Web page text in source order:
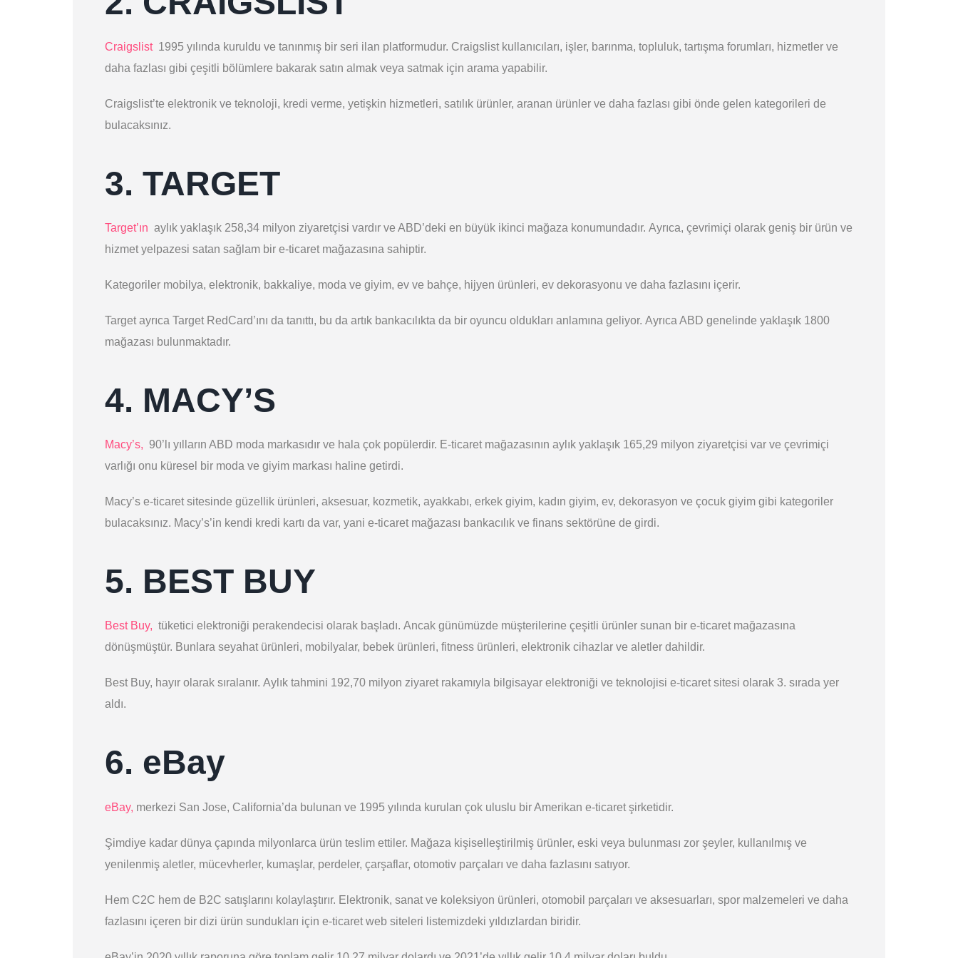
Craigslist1995 yılında kuruldu ve tanınmış bir seri ilan platformudur. Craigslist kullanıcıları, işler, barınma, topluluk, tartışma forumları, hizmetler ve
daha fazlası gibi çeşitli bölümlere bakarak satın almak veya satmak için arama yapabilir.
Craigslist’te elektronik ve teknoloji, kredi verme, yetişkin hizmetleri, satılık ürünler, aranan ürünler ve daha fazlası gibi önde gelen kategorileri de
bulacaksınız.
3. TARGET
Target’ın aylık yaklaşık 258,34 milyon ziyaretçisi vardır ve ABD’deki en büyük ikinci mağaza konumundadır. Ayrıca, çevrimiçi olarak geniş bir ürün ve
hizmet yelpazesi satan sağlam bir e-ticaret mağazasına sahiptir.
Kategoriler mobilya, elektronik, bakkaliye, moda ve giyim, ev ve bahçe, hijyen ürünleri, ev dekorasyonu ve daha fazlasını içerir.
Target ayrıca Target RedCard’ını da tanıttı, bu da artık bankacılıkta da bir oyuncu oldukları anlamına geliyor. Ayrıca ABD genelinde yaklaşık 1800
mağazası bulunmaktadır.
4. MACY’S
Macy’s, 90’lı yılların ABD moda markasıdır ve hala çok popülerdir. E-ticaret mağazasının aylık yaklaşık 165,29 milyon ziyaretçisi var ve çevrimiçi
varlığı onu küresel bir moda ve giyim markası haline getirdi.
Macy’s e-ticaret sitesinde güzellik ürünleri, aksesuar, kozmetik, ayakkabı, erkek giyim, kadın giyim, ev, dekorasyon ve çocuk giyim gibi kategoriler
bulacaksınız. Macy’s’in kendi kredi kartı da var, yani e-ticaret mağazası bankacılık ve finans sektörüne de girdi.
5. BEST BUY
Best Buy, tüketici elektroniği perakendecisi olarak başladı. Ancak günümüzde müşterilerine çeşitli ürünler sunan bir e-ticaret mağazasına
dönüşmüştür. Bunlara seyahat ürünleri, mobilyalar, bebek ürünleri, fitness ürünleri, elektronik cihazlar ve aletler dahildir.
Best Buy, hayır olarak sıralanır. Aylık tahmini 192,70 milyon ziyaret rakamıyla bilgisayar elektroniği ve teknolojisi e-ticaret sitesi olarak 3. sırada yer
aldı.
6. eBay
eBay, merkezi San Jose, California’da bulunan ve 1995 yılında kurulan çok uluslu bir Amerikan e-ticaret şirketidir.
Şimdiye kadar dünya çapında milyonlarca ürün teslim ettiler. Mağaza kişiselleştirilmiş ürünler, eski veya bulunması zor şeyler, kullanılmış ve
yenilenmiş aletler, mücevherler, kumaşlar, perdeler, çarşaflar, otomotiv parçaları ve daha fazlasını satıyor.
Hem C2C ​​hem de B2C satışlarını kolaylaştırır. Elektronik, sanat ve koleksiyon ürünleri, otomobil parçaları ve aksesuarları, spor malzemeleri ve daha
fazlasını içeren bir dizi ürün sundukları için e-ticaret web siteleri listemizdeki yıldızlardan biridir.